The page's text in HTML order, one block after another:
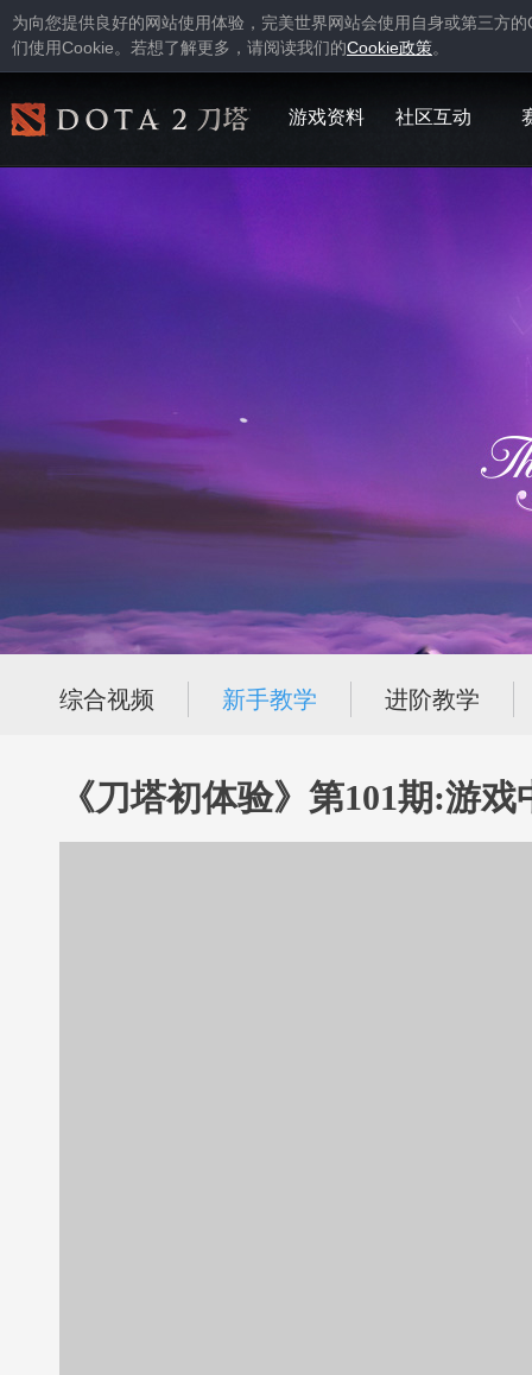
为向您提供良好的网站使用体验，完美世界网站会使用自身或第三方的
们使用Cookie。若想了解更多，请阅读我们的Cookie政策。
游戏资料 社区互动
综合视频 新手教学 进阶教学
《刀塔初体验》第101期:游